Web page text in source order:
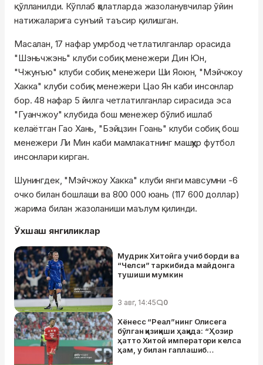
қўлланилди. Кўплаб ҳолатларда жазоланувчилар ўйин
натижаларига сунъий таъсир қилишган.
Масалан, 17 нафар умрбод четлатилганлар орасида
"Шэньчжэнь" клуби собиқ менежери Дин Юн,
"Чжунъю" клуби собиқ менежери Ши Яоюн, "Мэйчжоу
Хакка" клуби собиқ менежери Цао Ян каби инсонлар
бор. 48 нафар 5 йилга четлатилганлар сирасида эса
"Гуанчжоу" клубида бош менежер бўлиб ишлаб
келаётган Гао Хань, "Бэйцзин Гоань" клуби собиқ бош
менежери Ли Мин каби мамлакатнинг машҳур футбол
инсонлари кирган.
Шунингдек, "Мэйчжоу Хакка" клуби янги мавсумни -6
очко билан бошлаши ва 800 000 юань (117 600 доллар)
жарима билан жазоланиши маълум қилинди.
Ўхшаш янгиликлар
Мудрик Хитойга учиб борди ва
“Челси” таркибида майдонга
тушиши мумкин
3 авг, 14:45 0
Хёнесс “Реал”нинг Олисега
бўлган қизиқиши ҳақида: “Ҳозир
ҳатто Хитой императори келса
ҳам, у билан гаплашиб